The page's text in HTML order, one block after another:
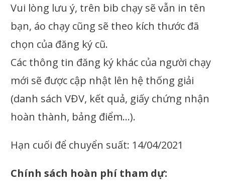
Vui lòng lưu ý, trên bib chạy sẽ vẫn in tên
bạn, áo chạy cũng sẽ theo kích thước đã
chọn của đăng ký cũ.
Các thông tin đăng ký khác của người chạy
mới sẽ được cập nhật lên hệ thống giải
(danh sách VĐV, kết quả, giấy chứng nhận
hoàn thành, bảng điểm…).
Hạn cuối để chuyển suất: 14/04/2021
Chính sách hoàn phí tham dự: